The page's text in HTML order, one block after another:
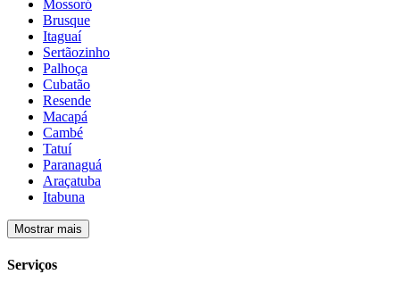
Mossoró
Brusque
Itaguaí
Sertãozinho
Palhoça
Cubatão
Resende
Macapá
Cambé
Tatuí
Paranaguá
Araçatuba
Itabuna
Mostrar mais
Serviços